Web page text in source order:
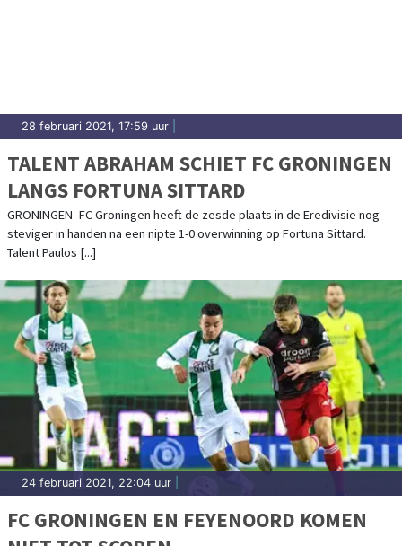
28 februari 2021, 17:59 uur
TALENT ABRAHAM SCHIET FC GRONINGEN
LANGS FORTUNA SITTARD
GRONINGEN -FC Groningen heeft de zesde plaats in de Eredivisie nog
steviger in handen na een nipte 1-0 overwinning op Fortuna Sittard.
Talent Paulos [...]
24 februari 2021, 22:04 uur
FC GRONINGEN EN FEYENOORD KOMEN